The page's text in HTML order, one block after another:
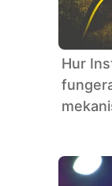
Hur